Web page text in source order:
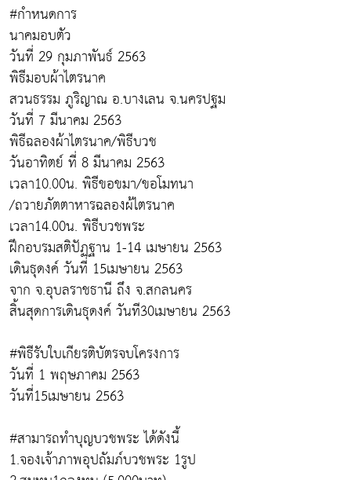
#กำหนดการ
นาคมอบตัว
วันที่ 29 กุมภาพันธ์ 2563
พิธีมอบผ้าไตรนาค
สวนธรรม ภูริญาณ อ.บางเลน จ.นครปฐม
วันที่ 7 มีนาคม 2563
พิธีฉลองผ้าไตรนาค/พิธีบวช
วันอาทิตย์ ที่ 8 มีนาคม 2563
เวลา10.00น. พิธีขอขมา/ขอโมทนา
/ถวายภัตตาหารฉลองผ้ไตรนาค
เวลา14.00น. พิธีบวชพระ
ฝึกอบรมสติปัฏฐาน 1-14 เมษายน 2563
เดินธุดงค์ วันที่ 15เมษายน 2563
จาก จ.อุบลราชธานี ถึง จ.สกลนคร
สิ้นสุดการเดินธุดงค์ วันที30เมษายน 2563
#พิธีรับใบเกียรติบัตรจบโครงการ
วันที่ 1 พฤษภาคม 2563
วันที่15เมษายน 2563
#สามารถทำบุญบวชพระ ได้ดังนี้
1.จองเจ้าภาพอุปถัมภ์บวชพระ 1รูป